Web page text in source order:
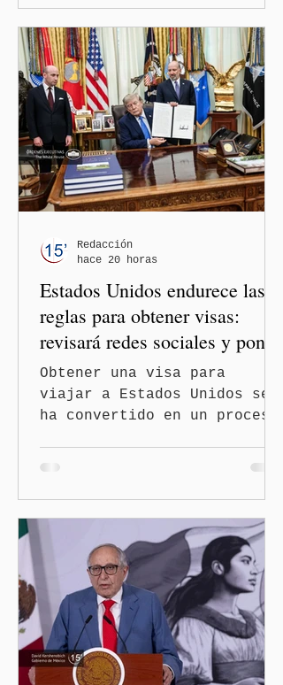
Sheinbaum Pardo anunció el
restablecimiento de las
relaciones diplomáticas
entre los gobiernos de
México y Perú. “Es
importante que más allá de
la orientación política de
los gobiernos —porque hay
orientaciones políticas de
los gobiernos, llegan por
— es importante que México
tenga relaciones
diplomáticas con el mu
Estados Unidos endurece las
reglas para obtener visas:
revisará redes sociales y pone
freno al Turismo de
Nacimiento
Obtener una visa para
viajar a Estados Unidos se
ha convertido en un proceso
Estado amplió la revisión
de la presencia digital de
los solicitantes, mientras
Washington busca cerrar el
paso al llamado “turismo de
nacimiento” y reforzar los
controles migratorios.
Redacción
hace 20 horas